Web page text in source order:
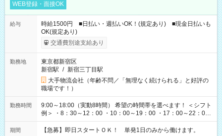
WEB登録・面接OK
給与
時給1500円 ■日払い・週払いOK！(規定あり) ■現金日払いも
OK(規定あり)
交通費別途支給あり
勤務地
東京都新宿区
新宿駅 / 新宿三丁目駅
大手物流会社（年齢不問／「無理なく続けられる」と好評の
職場です！）
勤務時間
9:00～18:00（実動8時間） 希望の時間帯を選べます！ ＜シフト
例＞ ・8：30～12：00 ・10：00～19：00 ・17：00～22：00
・13：00～22：00 ・22：00～翌6：00 など
期間 【急募】即日スタートＯＫ！ 単発1日のみから働けます。